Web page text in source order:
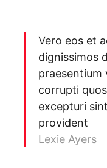
Vero eos et
dignissimos
praesentium
corrupti
excepturi
provident
Lexie Ayers